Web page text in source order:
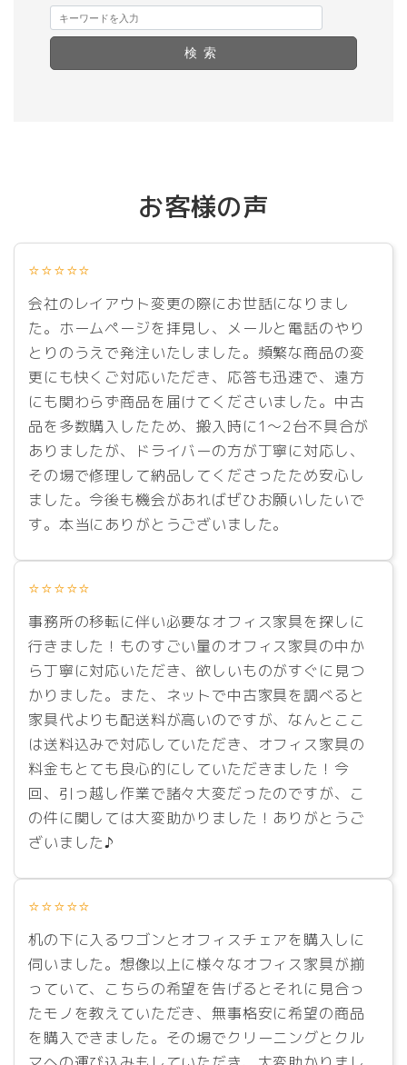
検索
お客様の声
⭐⭐⭐⭐⭐
会社のレイアウト変更の際にお世話になりまし
た。ホームページを拝見し、メールと電話のやり
とりのうえで発注いたしました。頻繁な商品の変
更にも快くご対応いただき、応答も迅速で、遠方
にも関わらず商品を届けてくださいました。中古
品を多数購入したため、搬入時に1～2台不具合が
ありましたが、ドライバーの方が丁寧に対応し、
その場で修理して納品してくださったため安心し
ました。今後も機会があればぜひお願いしたいで
す。本当にありがとうございました。
⭐⭐⭐⭐⭐
事務所の移転に伴い必要なオフィス家具を探しに
行きました！ものすごい量のオフィス家具の中か
ら丁寧に対応いただき、欲しいものがすぐに見つ
かりました。また、ネットで中古家具を調べると
家具代よりも配送料が高いのですが、なんとここ
は送料込みで対応していただき、オフィス家具の
料金もとても良心的にしていただきました！今
回、引っ越し作業で諸々大変だったのですが、こ
の件に関しては大変助かりました！ありがとうご
ざいました♪
⭐⭐⭐⭐⭐
机の下に入るワゴンとオフィスチェアを購入しに
伺いました。想像以上に様々なオフィス家具が揃
っていて、こちらの希望を告げるとそれに見合っ
たモノを教えていただき、無事格安に希望の商品
を購入できました。その場でクリーニングとクル